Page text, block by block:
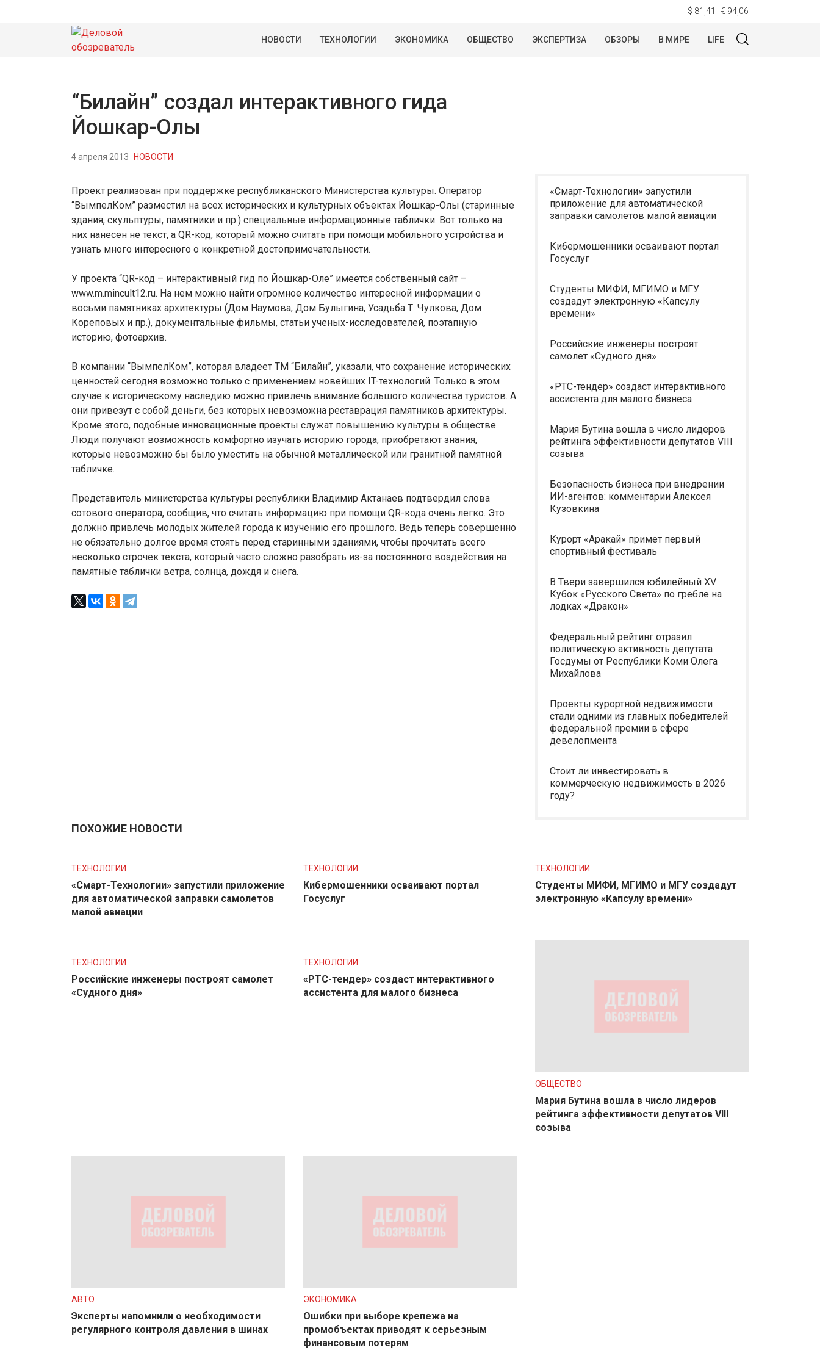
$ 81,41 € 94,06
НОВОСТИ ТЕХНОЛОГИИ ЭКОНОМИКА ОБЩЕСТВО ЭКСПЕРТИЗА ОБЗОРЫ В МИРЕ LIFE
“Билайн” создал интерактивного гида
Йошкар-Олы
4 апреля 2013 НОВОСТИ
Проект реализован при поддержке республиканского Министерства культуры. Оператор
“ВымпелКом” разместил на всех исторических и культурных объектах Йошкар-Олы (старинные
здания, скульптуры, памятники и пр.) специальные информационные таблички. Вот только на
них нанесен не текст, а QR-код, который можно считать при помощи мобильного устройства и
узнать много интересного о конкретной достопримечательности.
У проекта “QR-код – интерактивный гид по Йошкар-Оле” имеется собственный сайт –
www.m.mincult12.ru. На нем можно найти огромное количество интересной информации о
восьми памятниках архитектуры (Дом Наумова, Дом Булыгина, Усадьба Т. Чулкова, Дом
Кореповых и пр.), документальные фильмы, статьи ученых-исследователей, поэтапную
историю, фотоархив.
В компании “ВымпелКом”, которая владеет ТМ “Билайн”, указали, что сохранение исторических
ценностей сегодня возможно только с применением новейших IT-технологий. Только в этом
случае к историческому наследию можно привлечь внимание большого количества туристов. А
они привезут с собой деньги, без которых невозможна реставрация памятников архитектуры.
Кроме этого, подобные инновационные проекты служат повышению культуры в обществе.
Люди получают возможность комфортно изучать историю города, приобретают знания,
которые невозможно бы было уместить на обычной металлической или гранитной памятной
табличке.
Представитель министерства культуры республики Владимир Актанаев подтвердил слова
сотового оператора, сообщив, что считать информацию при помощи QR-кода очень легко. Это
должно привлечь молодых жителей города к изучению его прошлого. Ведь теперь совершенно
не обязательно долгое время стоять перед старинными зданиями, чтобы прочитать всего
несколько строчек текста, который часто сложно разобрать из-за постоянного воздействия на
памятные таблички ветра, солнца, дождя и снега.
«Смарт-Технологии» запустили
приложение для автоматической
заправки самолетов малой авиации
Кибермошенники осваивают портал
Госуслуг
Студенты МИФИ, МГИМО и МГУ
создадут электронную «Капсулу
времени»
Российские инженеры построят
самолет «Судного дня»
«РТС-тендер» создаст интерактивного
ассистента для малого бизнеса
Мария Бутина вошла в число лидеров
рейтинга эффективности депутатов VIII
созыва
Безопасность бизнеса при внедрении
ИИ-агентов: комментарии Алексея
Кузовкина
Курорт «Аракай» примет первый
спортивный фестиваль
В Твери завершился юбилейный XV
Кубок «Русского Света» по гребле на
лодках «Дракон»
Федеральный рейтинг отразил
политическую активность депутата
Госдумы от Республики Коми Олега
Михайлова
Проекты курортной недвижимости
стали одними из главных победителей
федеральной премии в сфере
девелопмента
Стоит ли инвестировать в
коммерческую недвижимость в 2026
году?
ПОХОЖИЕ НОВОСТИ
ТЕХНОЛОГИИ
«Смарт-Технологии» запустили приложение
для автоматической заправки самолетов
малой авиации
ТЕХНОЛОГИИ
Кибермошенники осваивают портал
Госуслуг
ТЕХНОЛОГИИ
Студенты МИФИ, МГИМО и МГУ создадут
электронную «Капсулу времени»
ТЕХНОЛОГИИ
Российские инженеры построят самолет
«Судного дня»
ТЕХНОЛОГИИ
«РТС-тендер» создаст интерактивного
ассистента для малого бизнеса
ОБЩЕСТВО
Мария Бутина вошла в число лидеров
рейтинга эффективности депутатов VIII
созыва
АВТО
Эксперты напомнили о необходимости
регулярного контроля давления в шинах
ЭКОНОМИКА
Ошибки при выборе крепежа на
промобъектах приводят к серьезным
финансовым потерям